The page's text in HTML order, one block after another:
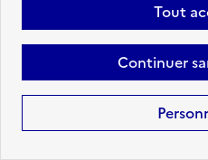
Tout
Continuer
Ajouter aux favoris: